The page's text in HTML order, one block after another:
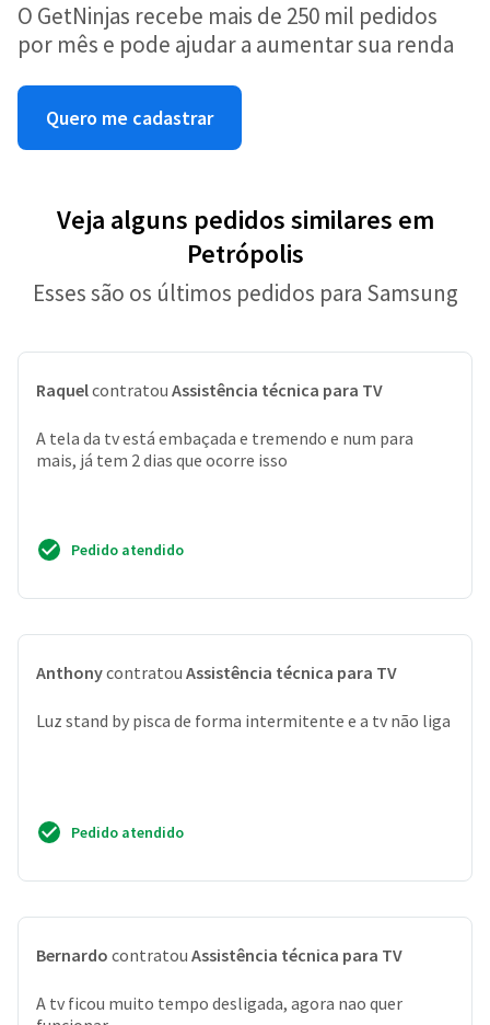
O GetNinjas recebe mais de 250 mil pedidos
por mês e pode ajudar a aumentar sua renda
Quero me cadastrar
Veja alguns pedidos similares em
Petrópolis
Esses são os últimos pedidos para Samsung
Raquelcontratou Assistência técnica para TV
A tela da tv está embaçada e tremendo e num para
mais, já tem 2 dias que ocorre isso
Pedido atendido
Anthonycontratou Assistência técnica para TV
Luz stand by pisca de forma intermitente e a tv não liga
Pedido atendido
Bernardo contratou Assistência técnica para TV
A tv ficou muito tempo desligada, agora nao quer